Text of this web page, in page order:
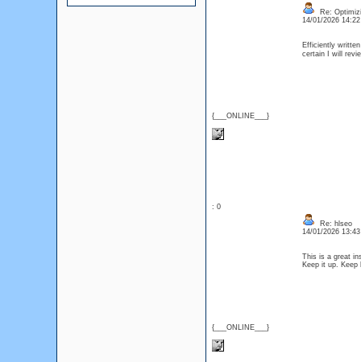
{___ONLINE___}
Re:
14/01/2026
Efficiently
certain I will
: 0
{___ONLINE___}
Re: hlseo
14/01/2026
This is a great
Keep it up.